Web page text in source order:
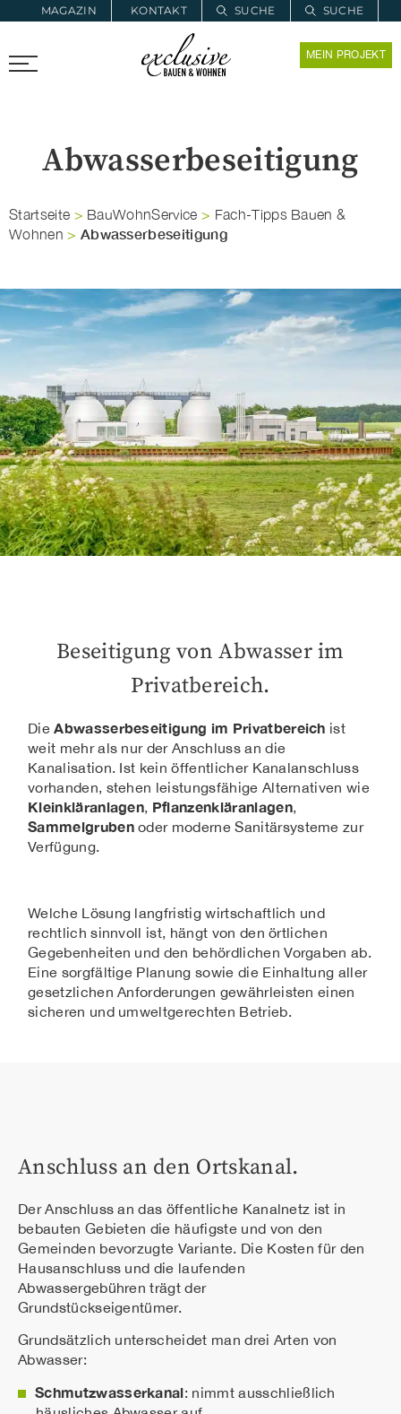
MAGAZIN KONTAKT SUCHE
SUCHE
PROARCHITEC PROINSTALL MEIN PROJEKT
Abwasserbeseitigung
Startseite > BauWohnService > Fach-Tipps Bauen &
Wohnen > Abwasserbeseitigung
Beseitigung von Abwasser im
Privatbereich.
DieAbwasserbeseitigung im Privatbereich ist
weit mehr als nur der Anschluss an die
Kanalisation. Ist kein öffentlicher Kanalanschluss
vorhanden, stehen leistungsfähige Alternativen wie
Kleinkläranlagen, Pflanzenkläranlagen,
Sammelgrubenoder moderne Sanitärsysteme zur
Verfügung.
Welche Lösung langfristig wirtschaftlich und
rechtlich sinnvoll ist, hängt von den örtlichen
Gegebenheiten und den behördlichen Vorgaben ab.
Eine sorgfältige Planung sowie die Einhaltung aller
gesetzlichen Anforderungen gewährleisten einen
sicheren und umweltgerechten Betrieb.
Anschluss an den Ortskanal.
Der Anschluss an das öffentliche Kanalnetz ist in
bebauten Gebieten die häufigste und von den
Gemeinden bevorzugte Variante. Die Kosten für den
Hausanschluss und die laufenden
Abwassergebühren trägt der
Grundstückseigentümer.
Grundsätzlich unterscheidet man drei Arten von
Abwasser:
Schmutzwasserkanal: nimmt ausschließlich